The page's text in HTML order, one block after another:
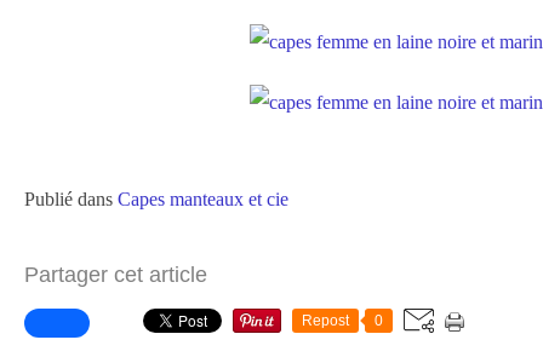
Publié dans Capes manteaux et cie
Partager cet article
Repost 0